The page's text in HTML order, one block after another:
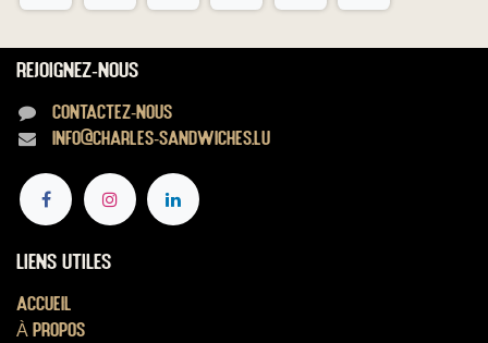
Rejoignez-nous
Contactez-nous
info@charles-sandwiches.lu
Liens utiles
Accueil
À propos